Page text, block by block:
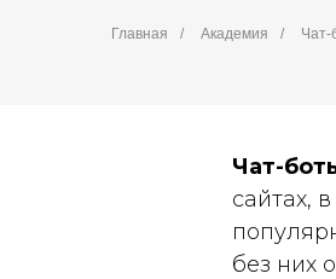
Главная / Академия / Чат-
Чат-
сайтах,
без них